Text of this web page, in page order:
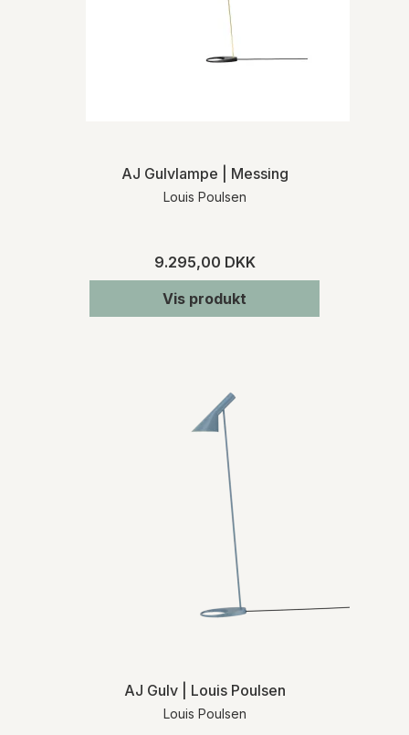
AJ Gulvlampe | Messing
Louis Poulsen
9.295,00 DKK
Vis produkt
AJ Gulv | Louis Poulsen
Louis Poulsen